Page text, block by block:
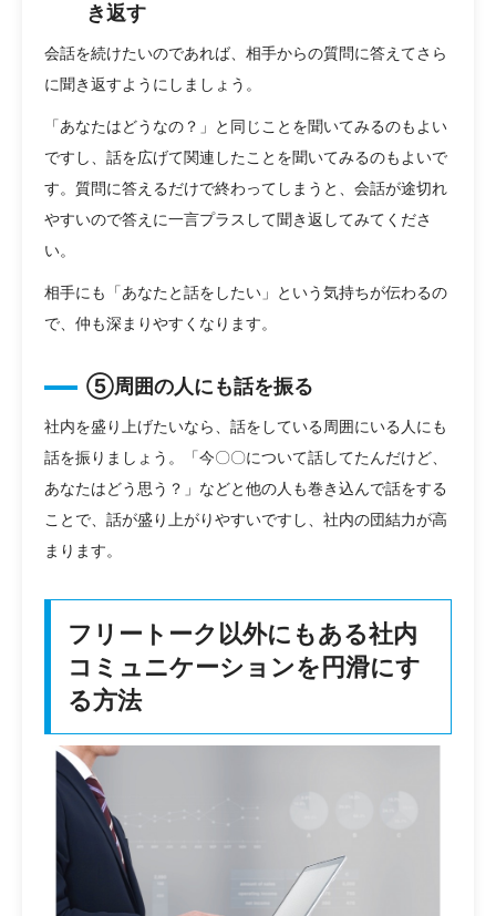
き返す
会話を続けたいのであれば、相手からの質問に答えてさら
に聞き返すようにしましょう。
「あなたはどうなの？」と同じことを聞いてみるのもよい
ですし、話を広げて関連したことを聞いてみるのもよいで
す。質問に答えるだけで終わってしまうと、会話が途切れ
やすいので答えに一言プラスして聞き返してみてくださ
い。
相手にも「あなたと話をしたい」という気持ちが伝わるの
で、仲も深まりやすくなります。
⑤周囲の人にも話を振る
社内を盛り上げたいなら、話をしている周囲にいる人にも
話を振りましょう。「今〇〇について話してたんだけど、
あなたはどう思う？」などと他の人も巻き込んで話をする
ことで、話が盛り上がりやすいですし、社内の団結力が高
まります。
フリートーク以外にもある社内
コミュニケーションを円滑にす
る方法